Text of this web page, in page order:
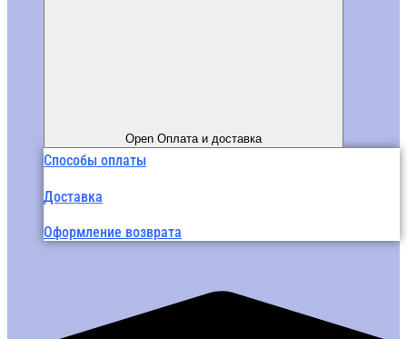
Open Оплата и доставка
Способы оплаты
Доставка
Оформление возврата